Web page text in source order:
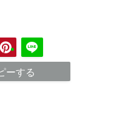
ーする